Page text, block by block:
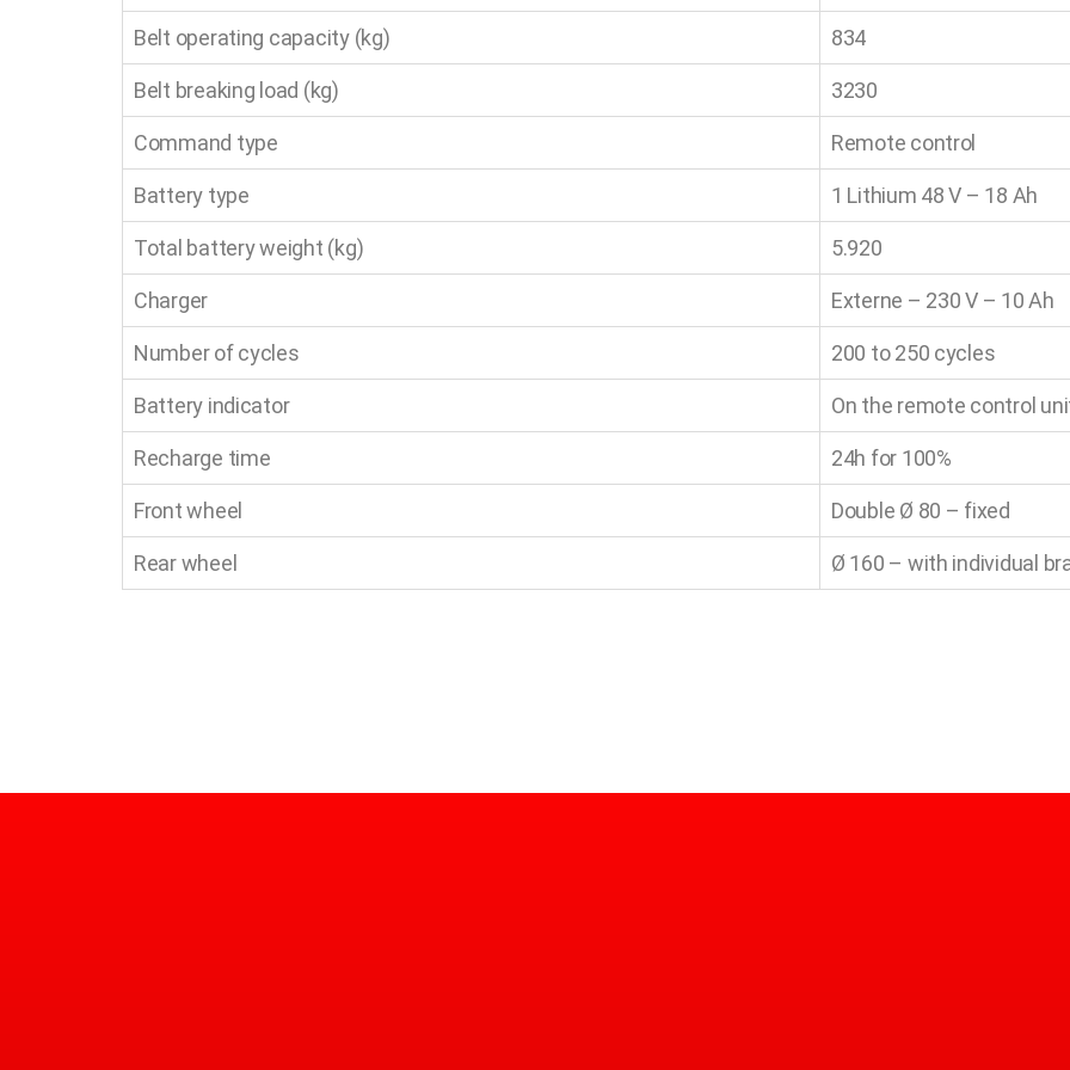
Belt operating capacity (kg) 834
Belt breaking load (kg) 3230
Command type Remote control
Battery type 1 Lithium 48 V – 18 Ah
Total battery weight (kg) 5.920
Charger Externe – 230 V – 10 Ah
Number of cycles 200 to 250 cycles
Battery indicator On the remote control
Recharge time 24h for 100%
Front wheel Double Ø 80 – fixed
Rear wheel Ø 160 – with individual